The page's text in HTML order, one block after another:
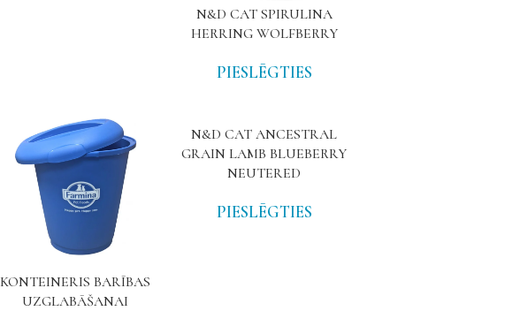
N&D CAT SPIRULINA
HERRING WOLFBERRY
PIESLĒGTIES
KONTEINERIS BARĪBAS
UZGLABĀŠANAI
N&D CAT ANCESTRAL
GRAIN LAMB BLUEBERRY
NEUTERED
PIESLĒGTIES